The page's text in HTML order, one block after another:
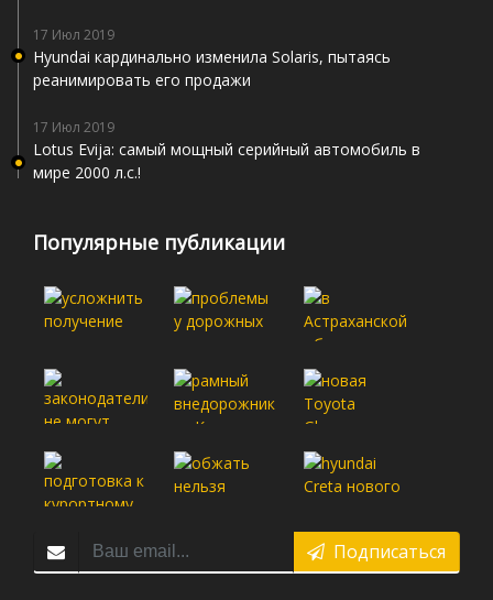
17 Июл 2019
Hyundai кардинально изменила Solaris, пытаясь
реанимировать его продажи
17 Июл 2019
Lotus Evija: самый мощный серийный автомобиль в
мире 2000 л.с.!
Популярные публикации
Подписаться